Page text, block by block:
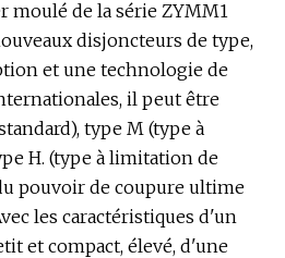
moulé de la série ZYMM1
disjoncteurs de type,
et une technologie de
il peut être
type M (type à
H. (type à limitation de
pouvoir de coupure ultime
les caractéristiques d'un
et compact, élevé, d'une